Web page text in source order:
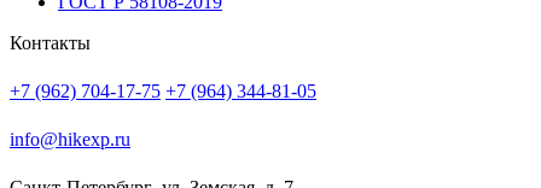
Контакты
+7 (962) 704-17-75 +7 (964) 344-81-05
info@hikexp.ru